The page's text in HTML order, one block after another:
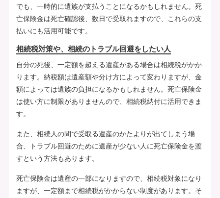
でも、一時的に遺族が支払うことになるかもしれません。死
亡保険金は死亡確認後、数日で受取れますので、これらの支
払いにも活用可能です。
相続税対策や、相続のトラブル回避をしたい人
自分の死後、一定額を超える遺産がある場合は相続税がかか
ります。納税額は遺産額や分け方によって変わりますが、金
額によっては遺族の負担になるかもしれません。死亡保険金
は使い方に制限がありませんので、相続税納付に活用できま
す。
また、相続人の間で受取る遺産のかたよりが出てしまう場
合、トラブル回避のために遺産が少ない人に死亡保険金を渡
すという方法もあります。
死亡保険金は遺産の一部になりますので、相続税対象になり
ますが、一定額まで相続税がかからない制度があります。そ